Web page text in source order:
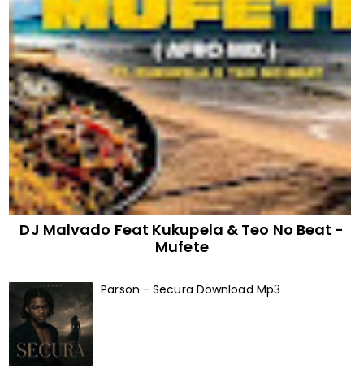
DJ Malvado Feat Kukupela & Teo No Beat -
Mufete
Parson - Secura Download Mp3